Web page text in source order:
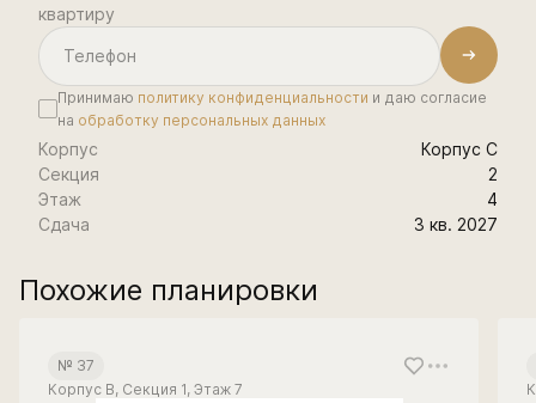
квартиру
Принимаю политику конфиденциальности и даю согласие
на обработку персональных данных
Корпус
Корпус С
Секция
2
Этаж
4
Сдача
3 кв. 2027
Похожие планировки
№ 37
Корпус В, Секция 1, Этаж 7